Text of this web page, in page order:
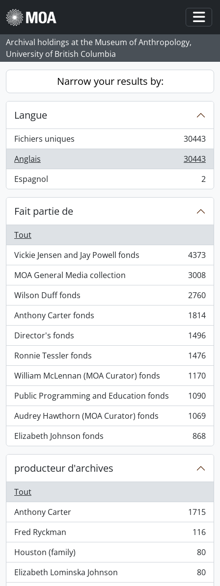
Skip to main content
Archival holdings at the Museum of Anthropology,
University of British Columbia
Narrow your results by:
Langue
Fichiers uniques
, 30443 résultats
30443
Anglais
, 30443 résultats
30443
Espagnol
, 2 résultats 2
Fait partie de
Tout
Vickie Jensen and Jay Powell fonds
, 4373 résultats
4373
MOA General Media collection
, 3008 résultats
3008
Wilson Duff fonds
, 2760 résultats
2760
Anthony Carter fonds
, 1814 résultats
1814
Director's fonds
, 1496 résultats
1496
Ronnie Tessler fonds
, 1476 résultats
1476
William McLennan (MOA Curator) fonds
, 1170 résultats
1170
Public Programming and Education fonds
, 1090 résultats
1090
Audrey Hawthorn (MOA Curator) fonds
, 1069 résultats
1069
Elizabeth Johnson fonds
, 868 résultats 868
producteur d'archives
Tout
Anthony Carter
, 1715 résultats
1715
Fred Ryckman
, 116 résultats
116
Houston (family)
, 80 résultats
80
Elizabeth Lominska Johnson
, 80 résultats
80